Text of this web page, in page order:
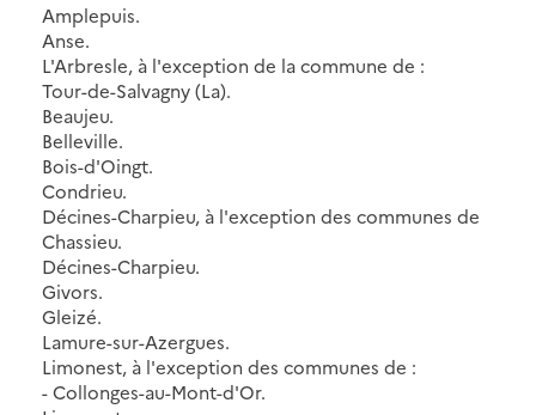
Amplepuis.
Anse.
L'Arbresle, à l'exception de la commune de :
Tour-de-Salvagny (La).
Beaujeu.
Belleville.
Bois-d'Oingt.
Condrieu.
Décines-Charpieu, à l'exception des communes de
Chassieu.
Décines-Charpieu.
Givors.
Gleizé.
Lamure-sur-Azergues.
Limonest, à l'exception des communes de :
- Collonges-au-Mont-d'Or.